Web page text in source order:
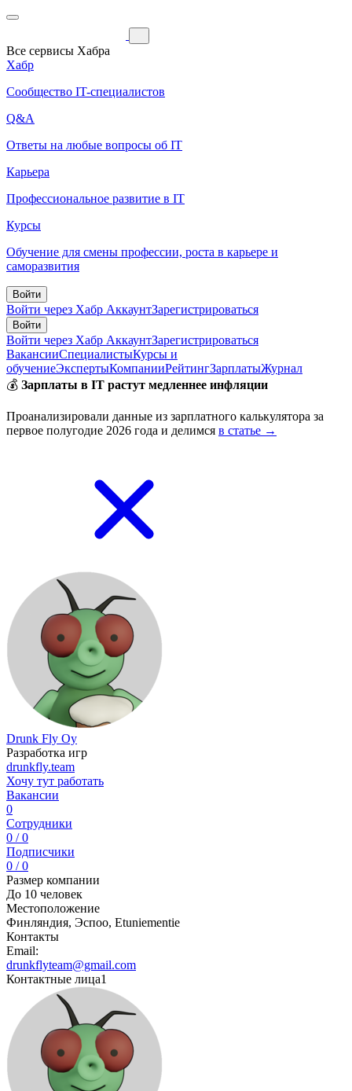
Все сервисы Хабра
Хабр
Сообщество IT-специалистов
Q&A
Ответы на любые вопросы об IT
Карьера
Профессиональное развитие в IT
Курсы
Обучение для смены профессии, роста в карьере и
саморазвития
Войти
Войти через Хабр АккаунтЗарегистрироваться
Войти
Войти через Хабр АккаунтЗарегистрироваться
ВакансииСпециалистыКурсы и
обучениеЭкспертыКомпанииРейтингЗарплатыЖурнал
💰 Зарплаты в IT растут медленнее инфляции
Проанализировали данные из зарплатного калькулятора за
первое полугодие 2026 года и делимся в статье →
Drunk Fly Oy
Разработка игр
drunkfly.team
Хочу тут работать
Вакансии
0
Сотрудники
0 / 0
Подписчики
0 / 0
Размер компании
До 10 человек
Местоположение
Финляндия, Эспоо, Etuniementie
Контакты
Email:
drunkflyteam@gmail.com
Контактные лица1